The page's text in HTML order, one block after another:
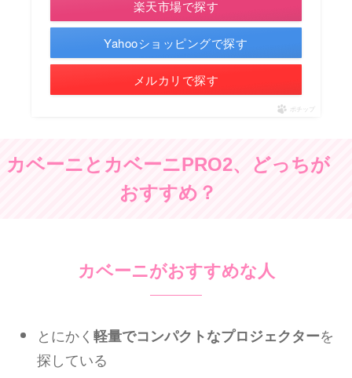
楽天市場で探す
Yahooショッピングで探す
メルカリで探す
ポチップ
カベーニとカベーニPRO2、どっちが
おすすめ？
カベーニがおすすめな人
とにかく 軽量でコンパクトなプロジェクターを
探している